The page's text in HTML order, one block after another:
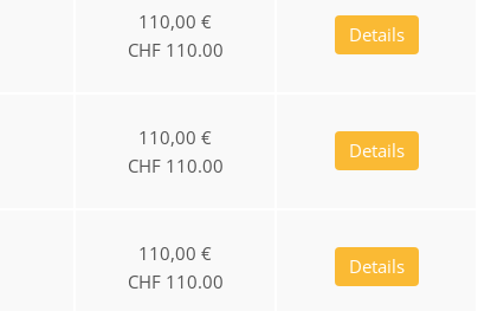
110,00 €
CHF 110.00
Details
110,00 €
CHF 110.00
Details
110,00 €
CHF 110.00
Details